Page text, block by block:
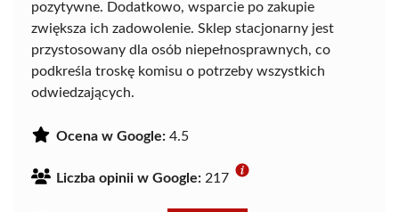
pozytywne. Dodatkowo, wsparcie po zakupie
zwiększa ich zadowolenie. Sklep stacjonarny jest
przystosowany dla osób niepełnosprawnych, co
podkreśla troskę komisu o potrzeby wszystkich
odwiedzających.
Ocena w Google: 4.5
Liczba opinii w Google: 217